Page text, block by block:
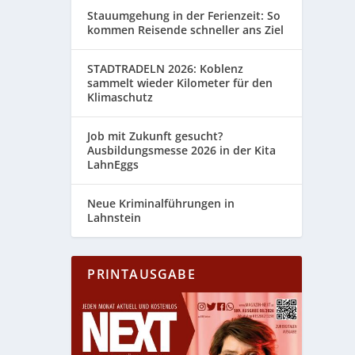
Stauumgehung in der Ferienzeit: So
kommen Reisende schneller ans Ziel
STADTRADELN 2026: Koblenz
sammelt wieder Kilometer für den
Klimaschutz
Job mit Zukunft gesucht?
Ausbildungsmesse 2026 in der Kita
LahnEggs
Neue Kriminalführungen in
Lahnstein
PRINTAUSGABE